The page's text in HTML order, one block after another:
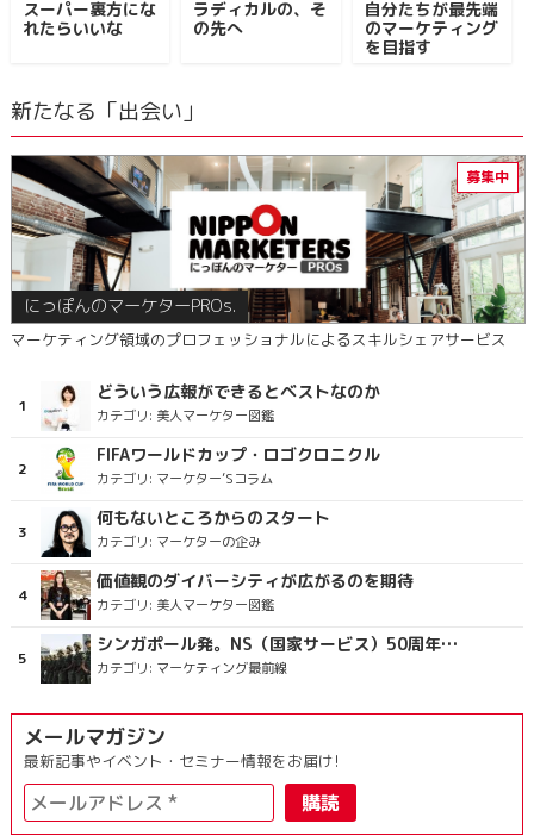
スーパー裏方にな
れたらいいな
ラディカルの、そ
の先へ
自分たちが最先端
のマーケティング
を目指す
新たなる「出会い」
にっぽんのマーケターPROs.
マーケティング領域のプロフェッショナルによるスキルシェアサービス
どういう広報ができるとベストなのか
カテゴリ: 美人マーケター図鑑
FIFAワールドカップ・ロゴクロニクル
カテゴリ: マーケター’Sコラム
何もないところからのスタート
カテゴリ: マーケターの企み
価値観のダイバーシティが広がるのを期待
カテゴリ: 美人マーケター図鑑
シンガポール発。NS（国家サービス）50周年を祝うラッピングバス＆マクドナルドの限定新商品
カテゴリ: マーケティング最前線
メールマガジン
最新記事やイベント・セミナー情報をお届け!